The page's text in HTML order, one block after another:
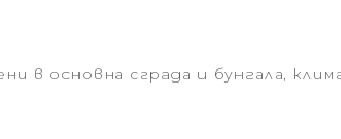
в основна сграда и бунгала,